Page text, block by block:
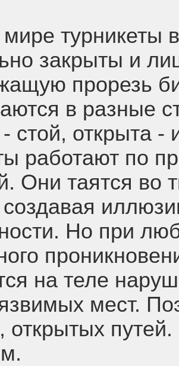
турникеты
закрыты и
прорезь
в разные
стой, открыта -
работают по
Они таятся во
Но при
на теле
мест.
открытых